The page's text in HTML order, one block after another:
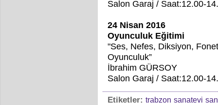
Salon Garaj / Saat:12.00-
24 Nisan 2016
Oyunculuk Eğitimi
"Ses, Nefes, Diksiyon,
Oyunculuk”
İbrahim GÜRSOY
Salon Garaj / Saat:12.00-
Etiketler: trabzon sanatevi